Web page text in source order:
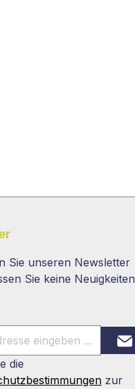
Sie unseren Newsletter
Sie keine Neuigkeiten
die
zur